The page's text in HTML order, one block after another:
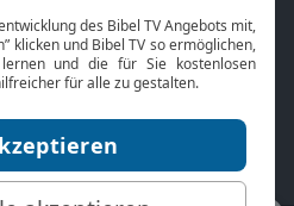
Kontakt
TV-Empfang